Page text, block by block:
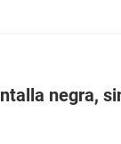
negra,